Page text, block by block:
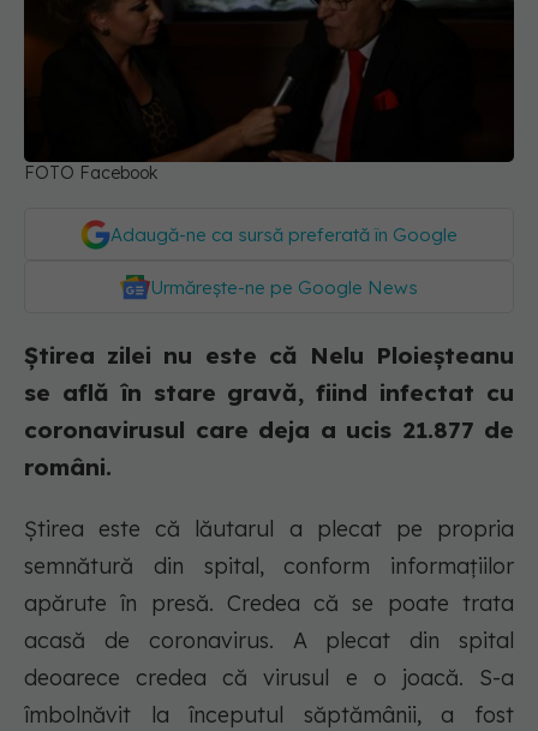
FOTO Facebook
Adaugă-ne ca sursă preferată în Google
Urmărește-ne pe Google News
Știrea zilei nu este că Nelu Ploieșteanu
se află în stare gravă, fiind infectat cu
coronavirusul care deja a ucis 21.877 de
români.
Știrea este că lăutarul a plecat pe propria
semnătură din spital, conform informațiilor
apărute în presă. Credea că se poate trata
acasă de coronavirus. A plecat din spital
deoarece credea că virusul e o joacă. S-a
îmbolnăvit la începutul săptămânii, a fost